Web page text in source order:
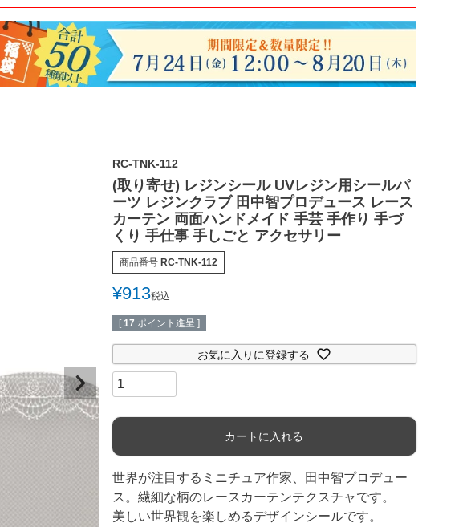
RC-TNK-112
(取り寄せ) レジンシール UVレジン用シールパ
ーツ レジンクラブ 田中智プロデュース レース
カーテン 両面ハンドメイド 手芸 手作り 手づ
くり 手仕事 手しごと アクセサリー
商品番号 RC-TNK-112
¥913税込
[ 17 ポイント進呈 ]
お気に入りに登録する
カートに入れる
世界が注目するミニチュア作家、田中智プロデュー
ス。繊細な柄のレースカーテンテクスチャです。
美しい世界観を楽しめるデザインシールです。